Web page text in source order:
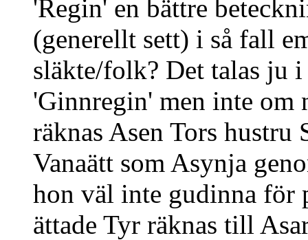
'Regin' en bättre
(generellt sett) i så fall
släkte/folk? Det talas ju
'Ginnregin' men inte om
räknas Asen Tors
Vanaätt som Asynja
hon väl inte gudinna för
ättade Tyr räknas till